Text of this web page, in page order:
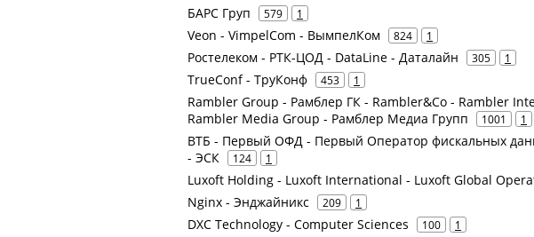
БАРС Груп 579 1
Veon - VimpelCom - ВымпелКом 824 1
Ростелеком - РТК-ЦОД - DataLine - Даталайн 305 1
TrueConf - ТруКонф 453 1
Rambler Group - Рамблер ГК - Rambler&Co - Rambler
Rambler Media Group - Рамблер Медиа Групп
1001 1
ВТБ - Первый ОФД - Первый Оператор фискальных
- ЭСК
124 1
Luxoft Holding - Luxoft International - Luxoft Global
Nginx - Энджайникс 209 1
DXC Technology - Computer Sciences 100 1